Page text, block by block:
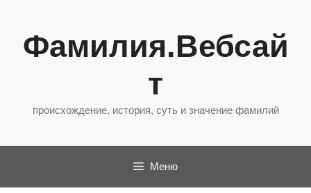
содержимому
Фамилия.Вебсай
т
происхождение, история, суть и значение фамилий
Меню